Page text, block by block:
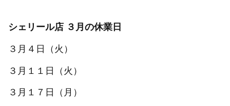
シェリール店 ３月の休業日
３月４日（火）
３月１１日（火）
３月１７日（月）